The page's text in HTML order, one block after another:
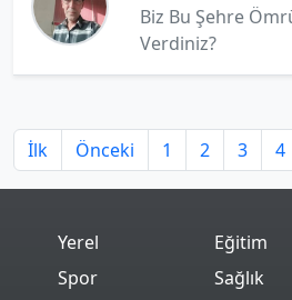
Biz Bu Şehre
Verdiniz?
İlk Önceki 1 2 3 4
Yerel
Spor
Eğitim
Sağlık